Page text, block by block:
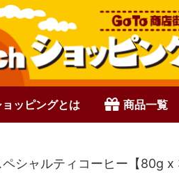
ッピングとは 商品一覧
シャルティコーヒー【80g x